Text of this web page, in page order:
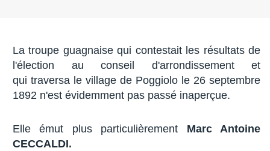
La troupe guagnaise qui contestait les résultats de
l'élection au conseil d'arrondissement et
qui traversa le village de Poggiolo le 26 septembre
1892 n'est évidemment pas passé inaperçue.
Elle émut plus particulièrement Marc Antoine
CECCALDI.